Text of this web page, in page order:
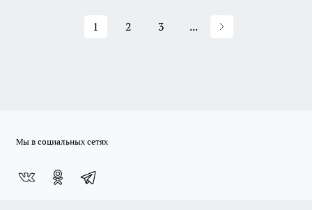
1 2 3 ...
Мы в социальных сетях